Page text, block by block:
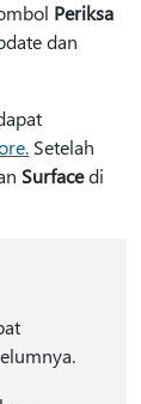
Periksa
dan
Setelah
Surfacedi